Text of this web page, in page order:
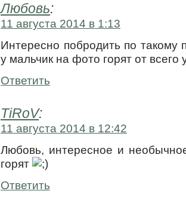
Любовь:
11 августа 2014 в 1:13
Интересно побродить по такому
у мальчик на фото горят от всего
Ответить
TiRoV:
11 августа 2014 в 12:42
Любовь, интересное и
горят
Ответить